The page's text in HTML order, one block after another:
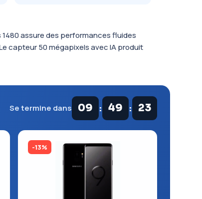
1480 assure des performances fluides
capteur 50 mégapixels avec IA produit
Se termine dans 09 : 49 : 22
-13%